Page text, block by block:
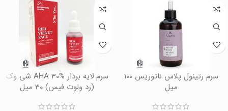
سرم رتینول پلاس ناتوریس 100
میل
سرم لایه بردار AHA 30% شی وک
(رد ولوت فیس) 30 میل